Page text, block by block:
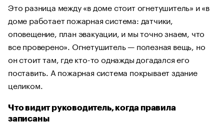
Это разница между «в доме стоит огнетушитель» и «в
доме работает пожарная система: датчики,
оповещение, план эвакуации, и мы точно знаем, что
все проверено». Огнетушитель — полезная вещь, но
он стоит там, где кто-то однажды догадался его
поставить. А пожарная система покрывает здание
целиком.
Что видит руководитель, когда правила
записаны